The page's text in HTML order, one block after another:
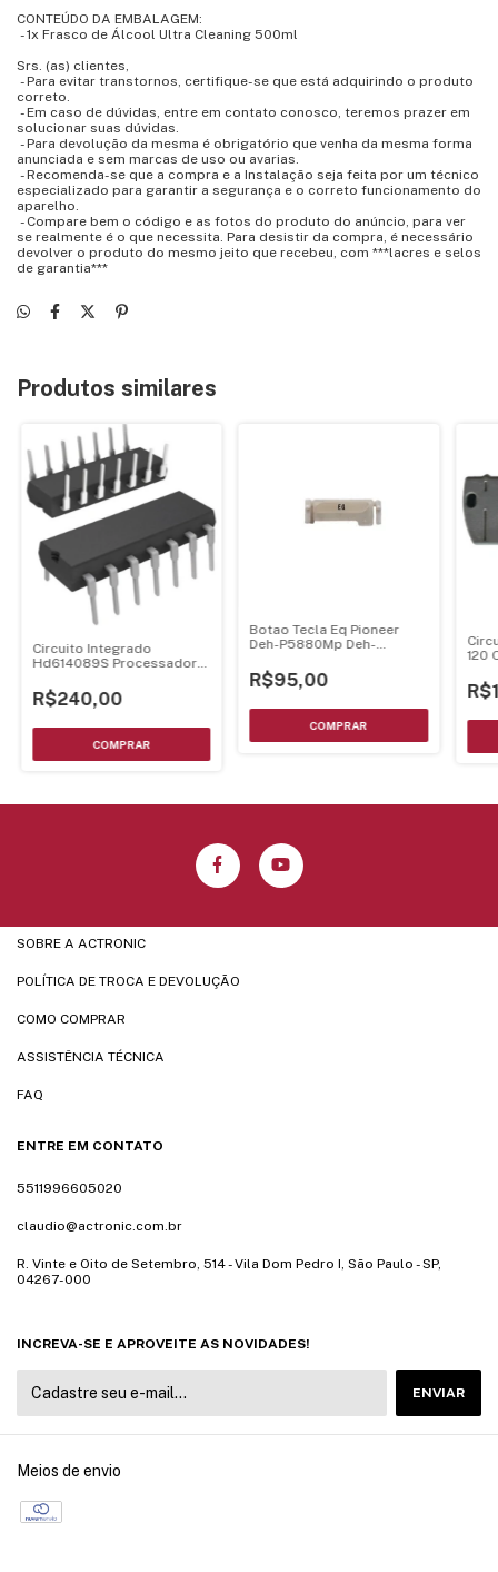
CONTEÚDO DA EMBALAGEM:
- 1x Frasco de Álcool Ultra Cleaning 500ml
Srs. (as) clientes,
- Para evitar transtornos, certifique-se que está adquirindo o produto
correto.
- Em caso de dúvidas, entre em contato conosco, teremos prazer em
solucionar suas dúvidas.
- Para devolução da mesma é obrigatório que venha da mesma forma
anunciada e sem marcas de uso ou avarias.
- Recomenda-se que a compra e a Instalação seja feita por um técnico
especializado para garantir a segurança e o correto funcionamento do
aparelho.
- Compare bem o código e as fotos do produto do anúncio, para ver
se realmente é o que necessita. Para desistir da compra, é necessário
devolver o produto do mesmo jeito que recebeu, com ***lacres e selos
de garantia***
Produtos similares
Circuito Integrado
Hd614089S Processador
R$240,00
Botao Tecla Eq Pioneer
Deh-P5880Mp Deh-
R$95,00
120
SOBRE A ACTRONIC
POLÍTICA DE TROCA E DEVOLUÇÃO
COMO COMPRAR
ASSISTÊNCIA TÉCNICA
FAQ
ENTRE EM CONTATO
5511996605020
claudio@actronic.com.br
R. Vinte e Oito de Setembro, 514 - Vila Dom Pedro I, São Paulo - SP,
04267-000
INCREVA-SE E APROVEITE AS NOVIDADES!
Meios de envio